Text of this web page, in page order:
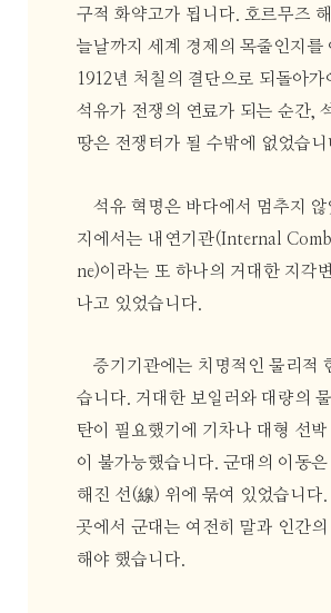
구적 화약고가 됩니다. 호르무즈
늘날까지 세계 경제의 목줄인지를
1912년 처칠의 결단으로 되돌아가
석유가 전쟁의 연료가 되는 순간,
땅은 전쟁터가 될 수밖에 없었습니
석유 혁명은 바다에서 멈추지
지에서는 내연기관(Internal
ne)이라는 또 하나의 거대한 지각
나고 있었습니다.
증기기관에는 치명적인 물리적
습니다. 거대한 보일러와 대량의
탄이 필요했기에 기차나 대형 선
이 불가능했습니다. 군대의 이동은
해진 선(線) 위에 묶여 있었습니다
곳에서 군대는 여전히 말과 인간
해야 했습니다.